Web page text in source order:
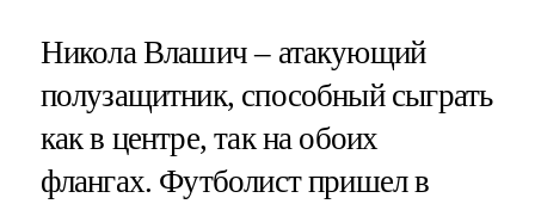
Никола Влашич – атакующий
полузащитник, способный сыграть
как в центре, так на обоих
флангах. Футболист пришел в